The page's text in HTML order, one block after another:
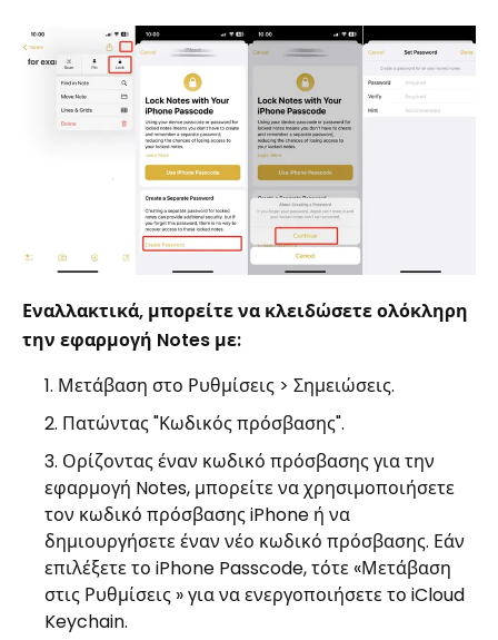
Εναλλακτικά, μπορείτε να κλειδώσετε ολόκληρη
την εφαρμογή Notes με:
Μετάβαση στο Ρυθμίσεις > Σημειώσεις.
Πατώντας "Κωδικός πρόσβασης".
Ορίζοντας έναν κωδικό πρόσβασης για την
εφαρμογή Notes, μπορείτε να χρησιμοποιήσετε
τον κωδικό πρόσβασης iPhone ή να
δημιουργήσετε έναν νέο κωδικό πρόσβασης. Εάν
επιλέξετε το iPhone Passcode, τότε «Μετάβαση
στις Ρυθμίσεις » για να ενεργοποιήσετε το iCloud
Keychain.